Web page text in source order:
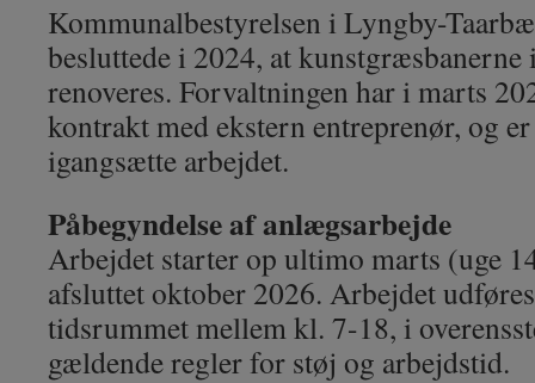
Kommunalbestyrelsen i Lyngby-
besluttede i 2024, at
renoveres. Forvaltningen har i marts
kontrakt med ekstern entreprenør, og
igangsætte arbejdet.
Påbegyndelse af anlægsarbejde
Arbejdet starter op ultimo marts (uge
afsluttet oktober 2026. Arbejdet
tidsrummet mellem kl. 7-18, i
gældende regler for støj og arbejdstid.